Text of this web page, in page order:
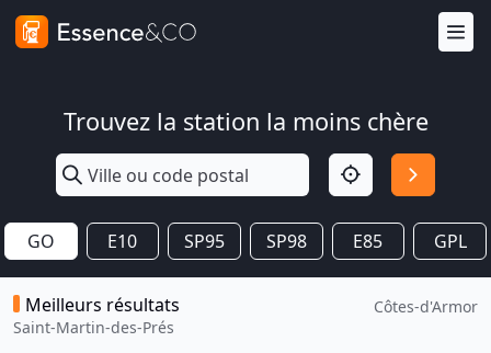
Trouvez la station la moins chère
GO E10 SP95 SP98 E85 GPL
Meilleurs résultats
Saint-Martin-des-Prés
Côtes-d'Armor